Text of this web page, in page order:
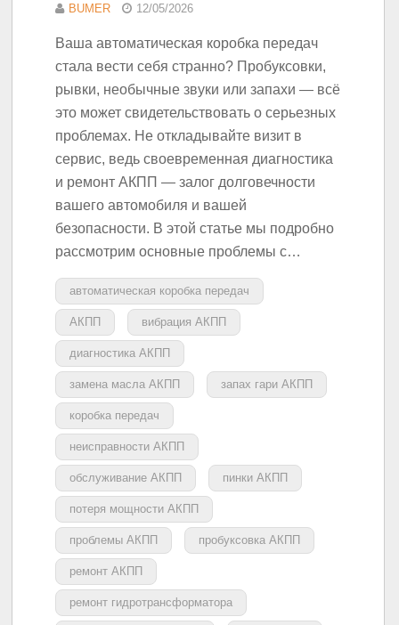
BUMER 12/05/2026
Ваша автоматическая коробка передач
стала вести себя странно? Пробуксовки,
рывки, необычные звуки или запахи — всё
это может свидетельствовать о серьезных
проблемах. Не откладывайте визит в
сервис, ведь своевременная диагностика
и ремонт АКПП — залог долговечности
вашего автомобиля и вашей
безопасности. В этой статье мы подробно
рассмотрим основные проблемы с…
автоматическая коробка передач
АКПП вибрация АКПП
диагностика АКПП
замена масла АКПП запах гари АКПП
коробка передач
неисправности АКПП
обслуживание АКПП пинки АКПП
потеря мощности АКПП
проблемы АКПП пробуксовка АКПП
ремонт АКПП
ремонт гидротрансформатора